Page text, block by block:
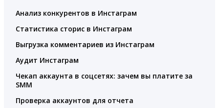
Анализ конкурентов в Инстаграм
Статистика сторис в Инстаграм
Выгрузка комментариев из Инстаграм
Аудит Инстаграм
Чекап аккаунта в соцсетях: зачем вы платите за
SMM
Проверка аккаунтов для отчета